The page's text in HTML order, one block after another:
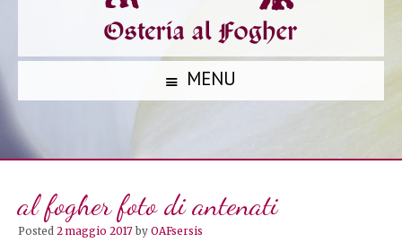
MENU
S
I
T
O
al fogher foto di antenati
Posted 2 maggio 2017 by OAFsersis